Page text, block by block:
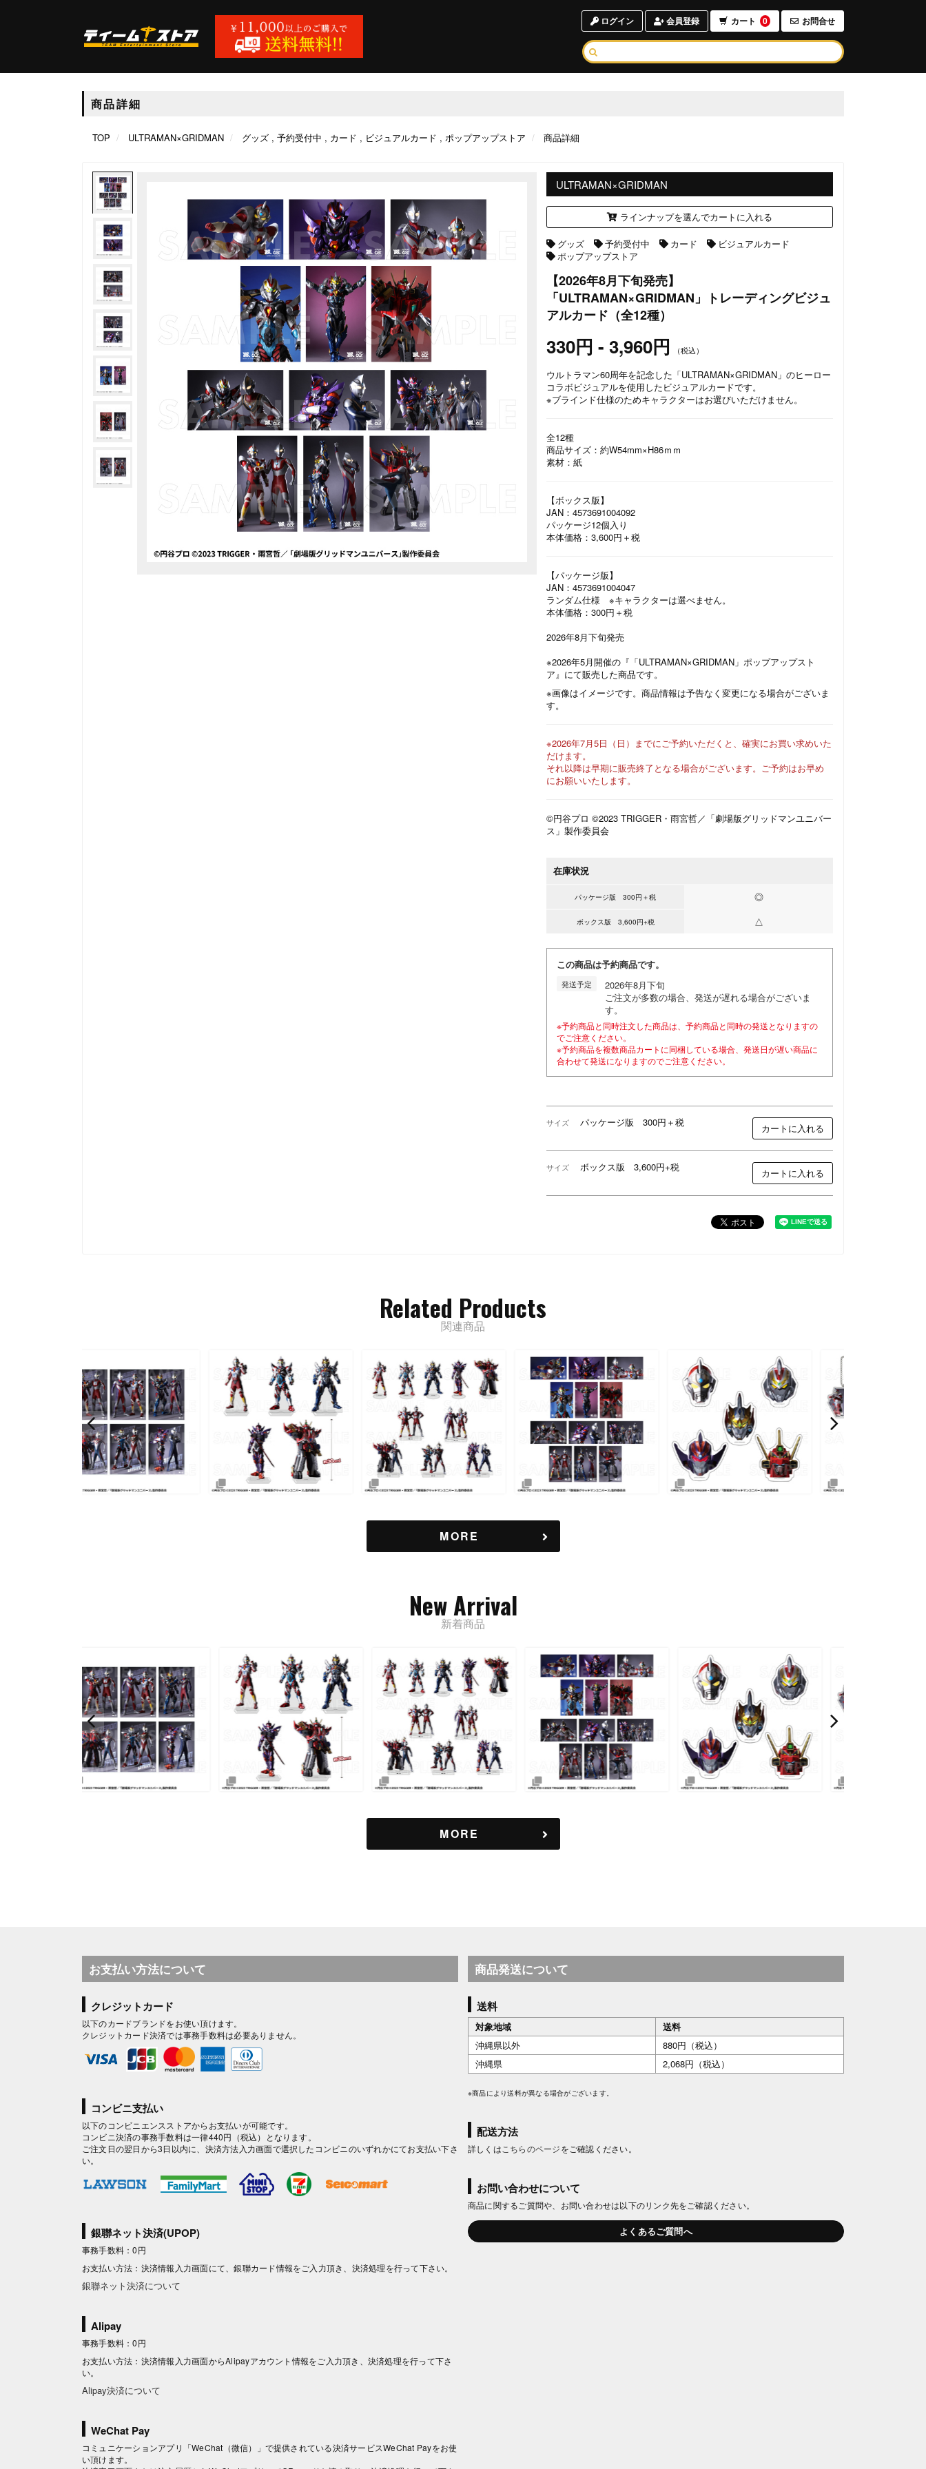
ログイン 会員登録 カート 0 お問合せ
商品詳細
TOP ULTRAMAN×GRIDMAN グッズ 予約受付中 カード ビジュアルカード ポップアップストア 商品詳細
ULTRAMAN×GRIDMAN
ラインナップを選んでカートに入れる
グッズ 予約受付中 カード
ビジュアルカード
ポップアップストア
【2026年8月下旬発売】
「ULTRAMAN×GRIDMAN」トレーディングビジュ
アルカード（全12種）
330円 - 3,960円 （税込）
ウルトラマン60周年を記念した「ULTRAMAN×GRIDMAN」のヒーロー
コラボビジュアルを使用したビジュアルカードです。
※ブラインド仕様のためキャラクターはお選びいただけません。
全12種
商品サイズ：約W54mm×H86ｍｍ
素材：紙
【ボックス版】
JAN：4573691004092
パッケージ12個入り
本体価格：3,600円＋税
【パッケージ版】
JAN：4573691004047
ランダム仕様 ※キャラクターは選べません。
本体価格：300円＋税
2026年8月下旬発売
※2026年5月開催の『「ULTRAMAN×GRIDMAN」ポップアップスト
ア』にて販売した商品です。
※画像はイメージです。商品情報は予告なく変更になる場合がございま
す。
※2026年7月5日（日） までにご予約いただくと、確実にお買い求めいた
だけます。
それ以降は早期に販売終了となる場合がございます。ご予約はお早め
にお願いいたします。
©円谷プロ ©2023 TRIGGER・雨宮哲／「劇場版グリッドマンユニバー
ス」製作委員会
在庫状況
パッケージ版 300円＋税 ◎
ボックス版 3,600円+税 △
この商品は予約商品です。
発送予定
2026年8月下旬
ご注文が多数の場合、発送が遅れる場合がございま
す。
※予約商品と同時注文した商品は、予約商品と同時の発送となりますの
でご注意ください。
※予約商品を複数商品カートに同梱している場合、発送日が遅い商品に
合わせて発送になりますのでご注意ください。
サイズ パッケージ版 300円＋税 カートに入れる
サイズ ボックス版 3,600円+税 カートに入れる
Related Products
関連商品
MORE
New Arrival
新着商品
MORE
お支払い方法について
クレジットカード
以下のカードブランドをお使い頂けます。
クレジットカード決済では事務手数料は必要ありません。
コンビニ支払い
以下のコンビニエンスストアからお支払いが可能です。
コンビニ決済の事務手数料は一律440円（税込）となります。
ご注文日の翌日から3日以内に、決済方法入力画面で選択したコンビニのいずれかにてお支払い下さ
い。
銀聯ネット決済(UPOP)
事務手数料：0円
お支払い方法：決済情報入力画面にて、銀聯カード情報をご入力頂き、決済処理を行って下さい。
銀聯ネット決済について
Alipay
事務手数料：0円
お支払い方法：決済情報入力画面からAlipayアカウント情報をご入力頂き、決済処理を行って下さ
い。
Alipay決済について
WeChat Pay
コミュニケーションアプリ「WeChat（微信）」で提供されている決済サービスWeChat Payをお使
い頂けます。
商品発送について
送料
対象地域
送料
沖縄県以外
880円（税込）
沖縄県
2,068円（税込）
※商品により送料が異なる場合がございます。
配送方法
詳しくは こちらのページをご確認ください。
お問い合わせについて
商品に関するご質問や、お問い合わせは以下のリンク先をご確認ください。
よくあるご質問へ